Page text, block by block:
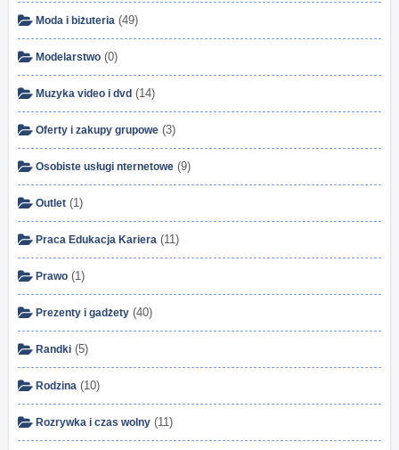
Moda i biżuteria (49)
Modelarstwo (0)
Muzyka video i dvd (14)
Oferty i zakupy grupowe (3)
Osobiste usługi nternetowe (9)
Outlet (1)
Praca Edukacja Kariera (11)
Prawo (1)
Prezenty i gadżety (40)
Randki (5)
Rodzina (10)
Rozrywka i czas wolny (11)